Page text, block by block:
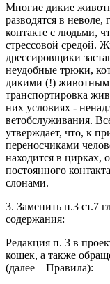
Многие дикие
разводятся в
контакте с людьми,
стрессовой средой.
дрессировщики
неудобные трюки,
дикими (!)
транспортировка
них условиях -
ветобслуживания.
утверждает, что, к
переносчиками
находится в цирках,
постоянного
слонами.
3. Заменить п.3 ст.7
содержания:
Редакция п. 3 в
кошек, а также
(далее – Правила):